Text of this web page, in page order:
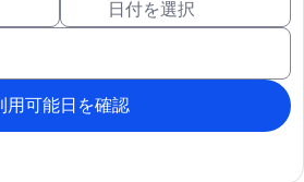
用可能日を確認